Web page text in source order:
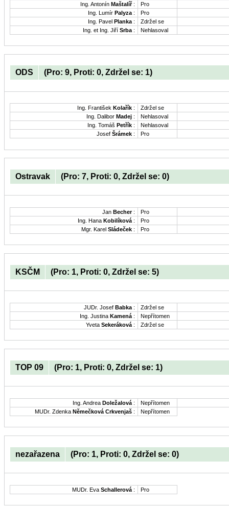
Ing. Antonín Maštalíř:
Pro
Ing. Lumír Palyza :
Pro
Ing. Pavel Planka :
Zdržel se
Ing. et Ing. Jiří Srba : Nehlasoval
ODS (Pro: 9, Proti: 0, Zdržel se: 1)
Ing. František Kolařík :
Zdržel se
Ing. Dalibor Madej :
Nehlasoval
Ing. Tomáš Petřík :
Nehlasoval
Josef Šrámek : Pro
Ostravak (Pro: 7, Proti: 0, Zdržel se: 0)
Jan Becher:
Pro
Ing. Hana Kobilíková :
Pro
Mgr. Karel Sládeček : Pro
KSČM (Pro: 1, Proti: 0, Zdržel se: 5)
JUDr. Josef Babka :
Zdržel se
Ing. Justina Kamená :
Nepřítomen
Yveta Sekeráková : Zdržel se
TOP 09 (Pro: 1, Proti: 0, Zdržel se: 1)
Ing. Andrea Doležalová :
Nepřítomen
MUDr. Zdenka Němečková Crkvenjaš : Nepřítomen
nezařazena (Pro: 1, Proti: 0, Zdržel se: 0)
MUDr. Eva Schallerová : Pro